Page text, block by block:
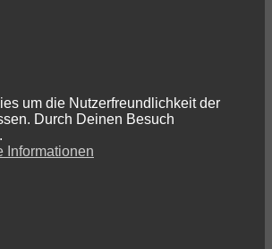
um die Nutzerfreundlichkeit der
Durch Deinen Besuch
Informationen